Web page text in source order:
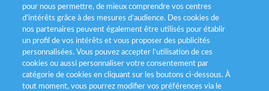
Services consommateurs
Déclaration d’accessibilité
pour nous permettre, de mieux comprendre vos centres
d'intérêts grâce à des mesures d’audience. Des cookies de
nos partenaires peuvent également être utilisés pour établir
un profil de vos intérêts et vous proposer des publicités
personnalisées. Vous pouvez accepter l’utilisation de ces
cookies ou aussi personnaliser votre consentement par
catégorie de cookies en cliquant sur les boutons ci-dessous. À
tout moment, vous pourrez modifier vos préférences via le